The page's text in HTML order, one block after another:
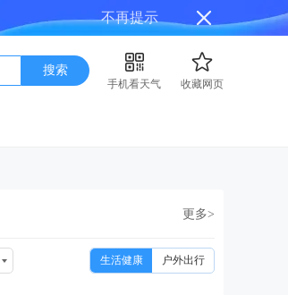
不再提示
搜索
手机看天气
收藏网页
周四 周五
更多>
生活健康 户外出行